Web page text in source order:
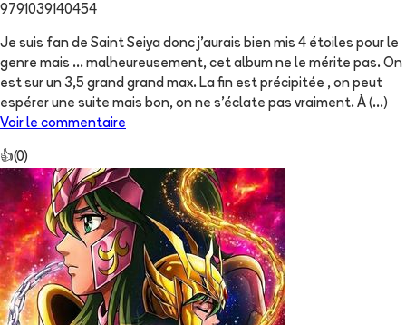
9791039140454
Je suis fan de Saint Seiya donc j’aurais bien mis 4 étoiles pour le
genre mais … malheureusement, cet album ne le mérite pas. On
est sur un 3,5 grand grand max. La fin est précipitée , on peut
espérer une suite mais bon, on ne s’éclate pas vraiment. À (...)
Voir le commentaire
👍(0)